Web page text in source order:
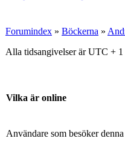
Forumindex » Böckerna »
Alla tidsangivelser är UTC +
Vilka är online
Användare som besöker